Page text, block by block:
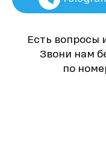
Есть вопросы
Звони нам
по